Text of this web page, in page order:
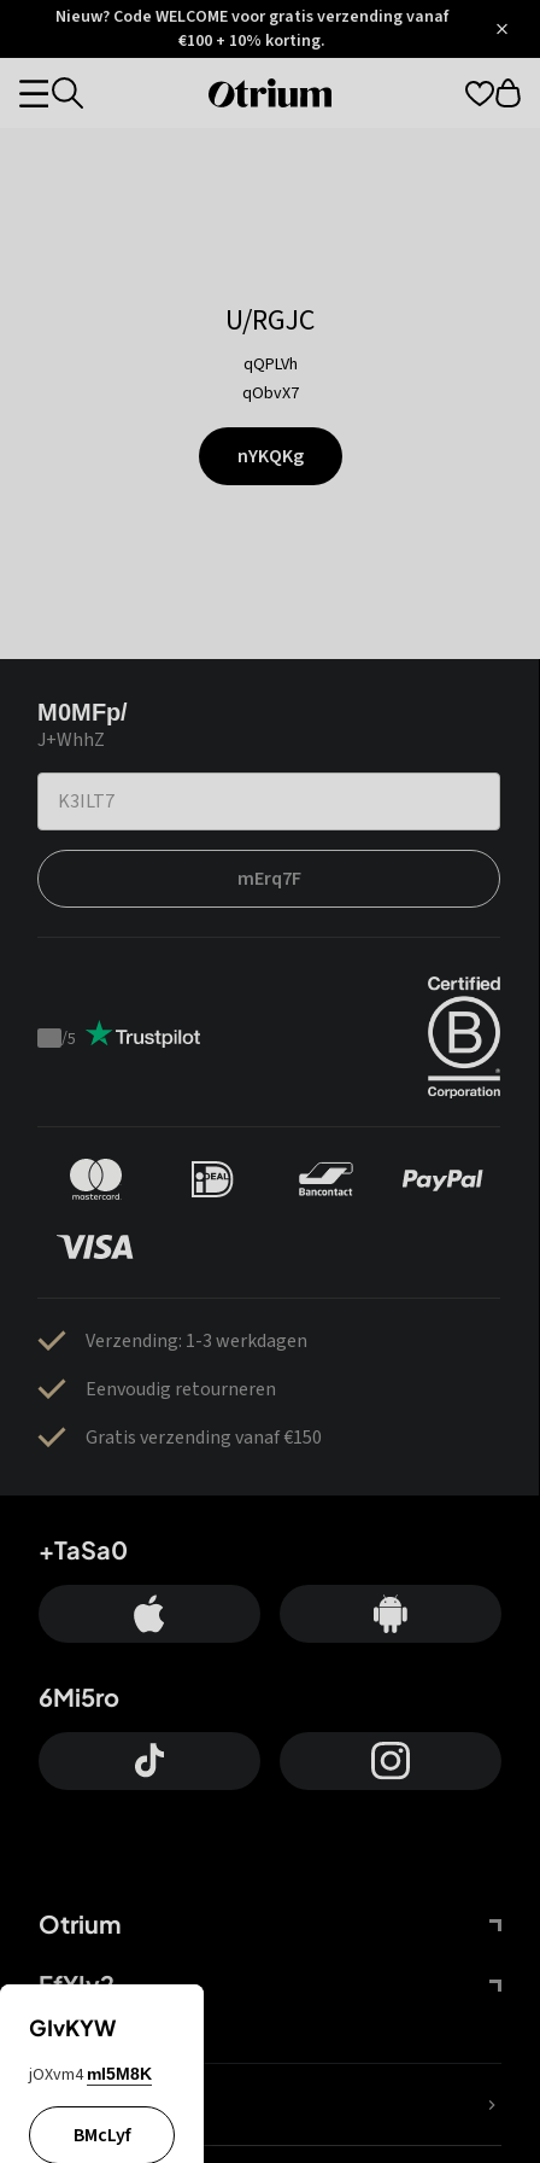
Otrium
Trustpilot
Nieuw? Code WELCOME voor gratis verzending vanaf
€100 + 10% korting.
Otrium
Categories
U/RGJC
qQPLVh
qObvX7
nYKQKg
M0MFp/
J+WhhZ
mErq7F
Trustpilot
/5
Verzending: 1-3 werkdagen
Eenvoudig retourneren
Gratis verzending vanaf €150
Otrium
FfYIy2
+TaSa0
6Mi5ro
ZbBJcb
GIvKYW
jOXvm4 mI5M8K
BMcLyf